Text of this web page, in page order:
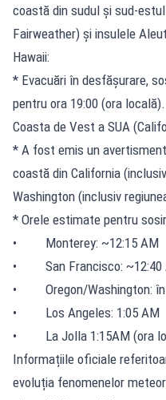
coastă din sudul și sud-
Fairweather) și insulele
Hawaii:
* Evacuări în desfășurare,
pentru ora 19:00 (ora locală).
Coasta de Vest a SUA
* A fost emis un
coastă din California
Washington (inclusiv
* Orele estimate pentru
• Monterey: ~12:15 AM
• San Francisco: ~12:40
• Oregon/Washington:
• Los Angeles: 1:05 AM
• La Jolla 1:15AM (ora
Informațiile oficiale
evoluția fenomenelor